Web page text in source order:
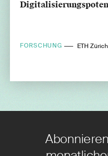
FORSCHUNG ETH Zürich